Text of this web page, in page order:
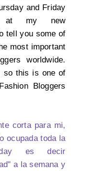
and Friday
at my new
tell you some of
most important
worldwide.
so this is one of
Bloggers
corta para mi,
ocupada toda la
day es decir
a la semana y